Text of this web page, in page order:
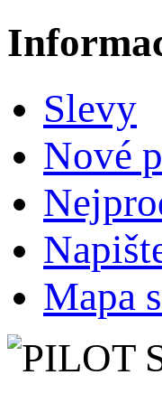
Slevy
Nové
Mapa